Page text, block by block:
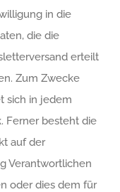
in die
die die
erteilt
Zum Zwecke
sich in jedem
Ferner besteht die
auf der
Verantwortlichen
oder dies dem für